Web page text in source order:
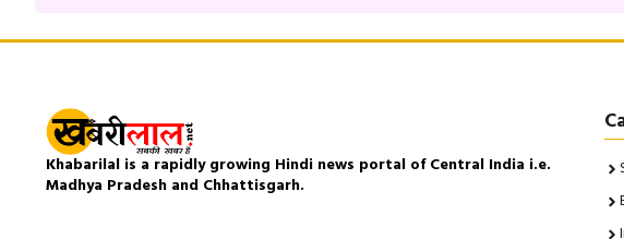
Khabarilal is a rapidly growing Hindi news portal of Central India i.e.
Madhya Pradesh and Chhattisgarh.